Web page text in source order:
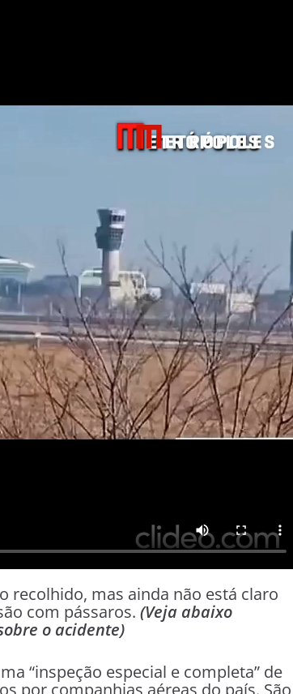
recolhido, mas ainda não está claro
com pássaros. (Veja abaixo
o acidente)
“inspeção especial e completa” de
por companhias aéreas do país. São